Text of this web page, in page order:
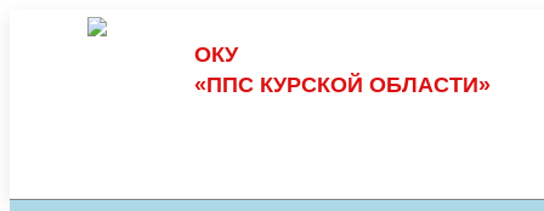
ОКУ
«ППС КУРСКОЙ ОБЛАСТИ»